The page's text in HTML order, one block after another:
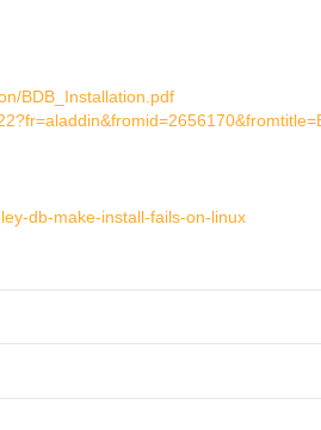
BDB_Installation.pdf
db-make-install-fails-on-linux